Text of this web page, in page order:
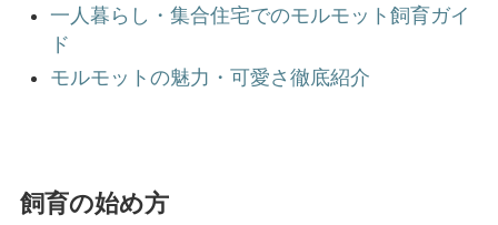
一人暮らし・集合住宅でのモルモット飼育ガイ
ド
モルモットの魅力・可愛さ徹底紹介
飼育の始め方